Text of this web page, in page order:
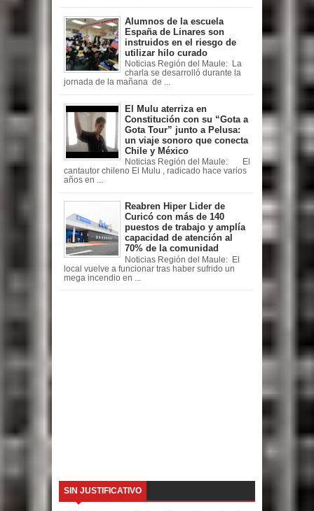
Alumnos de la escuela
España de Linares son
instruidos en el riesgo de
utilizar hilo curado
Noticias Región del Maule: La
charla se desarrolló durante la
jornada de la mañana de ...
El Mulu aterriza en
Constitución con su “Gota a
Gota Tour” junto a Pelusa:
un viaje sonoro que conecta
Chile y México
Noticias Región del Maule: El
cantautor chileno El Mulu , radicado hace varios
años en ...
Reabren Hiper Lider de
Curicó con más de 140
puestos de trabajo y amplía
capacidad de atención al
70% de la comunidad
Noticias Región del Maule: El
local vuelve a funcionar tras haber sufrido un
mega incendio en ...
SIN JUSTIFICATIVO